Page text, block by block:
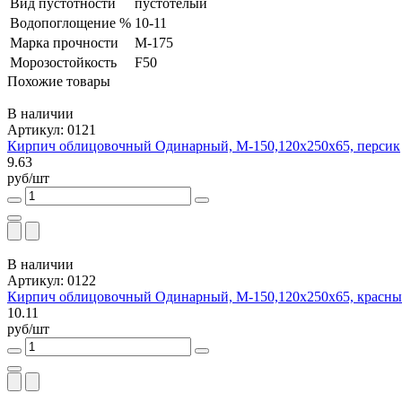
Водопоглощение % 10-11
Марка прочности
М-175
Морозостойкость
F50
Похожие товары
В наличии
Артикул: 0121
Кирпич облицовочный Одинарный, М-150,120x250x65, персик
9.63
руб/шт
В наличии
Артикул: 0122
Кирпич облицовочный Одинарный, М-150,120x250x65,
10.11
руб/шт